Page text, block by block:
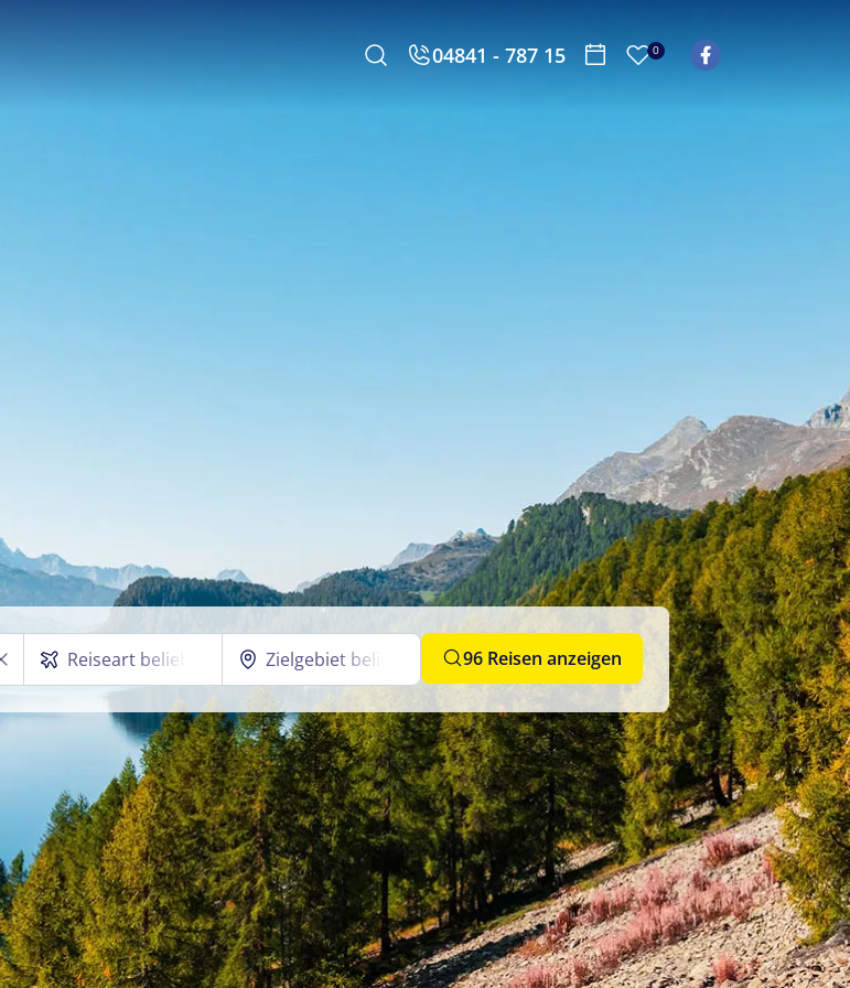
04841 - 787 15 0
Reiseart beliebig
Adventreisen
Aktivreisen
Busreisen
Feiertagsreisen
Flugreisen
Kurreisen
Zielgebiet beliebig
Deutschland
Dänemark
Estland
Italien
Kroatien
Niederlande
96 Reisen anzeigen